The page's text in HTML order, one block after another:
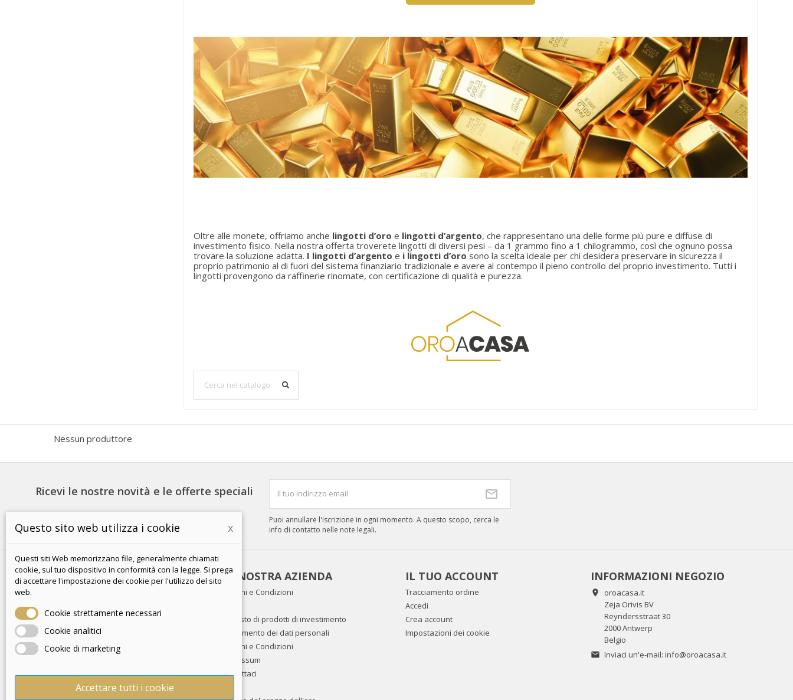
Oltre alle monete, offriamo anche lingotti d’oro e lingotti d’argento, che rappresentano una delle forme più pure e diffuse di
investimento fisico. Nella nostra offerta troverete lingotti di diversi pesi – da 1 grammo fino a 1 chilogrammo, così che ognuno possa
trovare la soluzione adatta. I lingotti d’argento e i lingotti d’orosono la scelta ideale per chi desidera preservare in sicurezza il
proprio patrimonio al di fuori del sistema finanziario tradizionale e avere al contempo il pieno controllo del proprio investimento. Tutti i
lingotti provengono da raffinerie rinomate, con certificazione di qualità e purezza.
Nessun produttore
Ricevi le nostre novità e le offerte speciali
Puoi annullare l'iscrizione in ogni momento. A questo scopo, cerca le
info di contatto nelle note legali.
PRODOTTI
Più venduti
LA NOSTRA AZIENDA
Termini e Condizioni
Acquisto di prodotti di investimento
Trattamento dei dati personali
Termini e Condizioni
Impressum
Contattaci
IL TUO ACCOUNT
Tracciamento ordine
Accedi
Crea account
Impostazioni dei cookie
INFORMAZIONI NEGOZIO

oroacasa.it
Zeja Orivis BV
Reyndersstraat 30
2000 Antwerp
Belgio
 Inviaci un'e-mail: info@oroacasa.it
La mia lista dei preferiti ×
add_circle_outline Crea un nuovo elenco
((confirmMessage))
((cancelText)) ((modalDeleteText))
Nome lista dei desideri
Annulla Crea lista dei desideri
Devi avere effettuato l'accesso per salvare dei prodotti nella tua lista dei
desideri.
Annulla Accedi
Questo sito web utilizza i cookie x
Questi siti Web memorizzano file, generalmente chiamati
cookie, sul tuo dispositivo in conformità con la legge. Si prega
di accettare l'impostazione dei cookie per l'utilizzo del sito
web.
Cookie strettamente necessari
Cookie analitici
Cookie di marketing
Accettare tutti i cookie